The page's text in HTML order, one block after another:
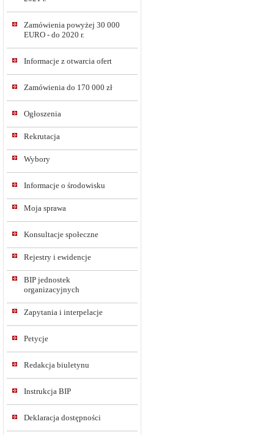
Zamówienia powyżej 30 000
EURO - do 2020 r.
Informacje z otwarcia ofert
Zamówienia do 170 000 zł
Ogłoszenia
Rekrutacja
Wybory
Informacje o środowisku
Moja sprawa
Konsultacje społeczne
Rejestry i ewidencje
BIP jednostek
organizacyjnych
Zapytania i interpelacje
Petycje
Redakcja biuletynu
Instrukcja BIP
Deklaracja dostępności